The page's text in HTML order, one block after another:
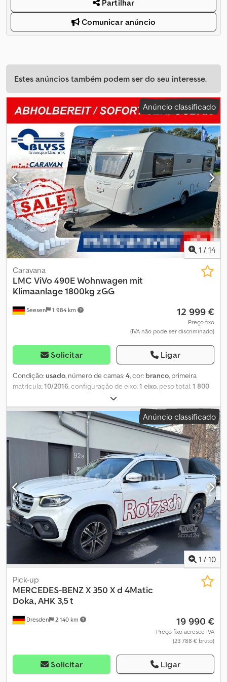
Partilhar
Comunicar anúncio
Estes anúncios também podem ser do seu interesse.
Anúncio classificado
1 / 14
Seesen 1 984 km
Caravana
LMC ViVo 490E Wohnwagen mit
Klimaanlage 1800kg zGG
12 999 €
Preço fixo
(IVA não pode ser discriminado)
Solicitar Ligar
Condição:usado, número de camas:4, cor: branco, primeira
matrícula:10/2016 , configuração de eixo:1 eixo , peso total:1 800
sofreu um acidente
muito elegante com ar condicionado SOMENTE ENQUANTO
DURAR O ESTOQUE! SOMENTE NA NOSSA FILIAL EM SEESEN!
Primeiro registo: 10/2016 Peso bruto admissível: 1.800 kg Eixos: 1
Número de lugares para dormir: 4 Equipamento: - Cortinas no
interior - Muito bem conservada - Conjunto de assentos em U,
convertível em cama - 2 camas individuais, podem ser unidas -
Iluminação interior - Compartimentos de armazenamento -
Claraboias danificadas - Depósito de água/recipiente - Fogão a
gás e pia - Frigorífico - WC - Água quente - Ar condicionado -
Aquecimento TRUMA - Engate anti-oscilação - Aprovação para
100 km/h - Toldo - Mover Cedpfsthlugex Ad Reha - Suporte para
bicicletas *Para danos, ver fotos Todas as informações sem
garantia. Financiamento da caravana desejada disponível
conosco. Tributação de diferença conforme § 25a UStG, IVA não
Anúncio classificado
1 / 10
Dresden 2 140 km
Pick-up
MERCEDES-BENZX 350 X d 4Matic
Doka, AHK 3,5 t
19 990 €
Preço fixo acresce IVA
(23 788 € bruto)
Solicitar Ligar